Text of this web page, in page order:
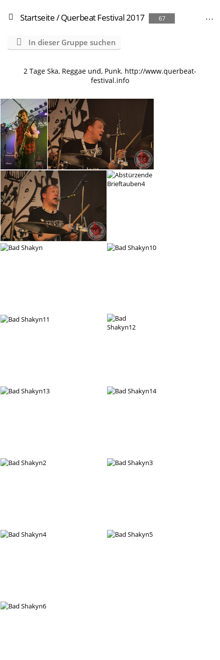
Startseite/Querbeat Festival 2017 67
In dieser Gruppe suchen
2 Tage Ska, Reggae und, Punk. http://www.querbeat-
festival.info